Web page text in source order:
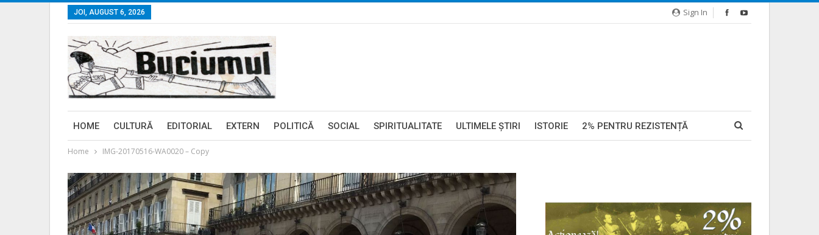
Sign In
JOI, AUGUST 6, 2026
HOME CULTURĂ EDITORIAL EXTERN POLITICĂ SOCIAL SPIRITUALITATE ULTIMELE ŞTIRI ISTORIE 2% PENTRU REZISTENȚĂ
Home IMG-20170516-WA0020 – Copy